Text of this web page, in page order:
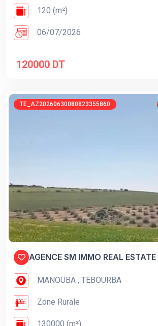
120 (m²)
06/07/2026
120000 DT
TE_AZ20260630080823355860
AGENCE SM IMMO REAL ESTATE
MANOUBA , TEBOURBA
Zone Rurale
130000 (m²)